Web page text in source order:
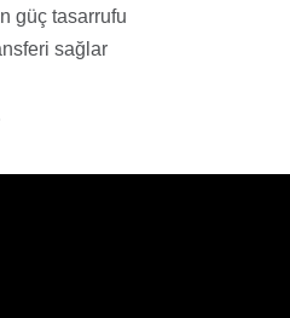
güç tasarrufu
sağlar